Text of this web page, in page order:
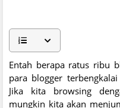
Entah berapa ratus ribu
para blogger
Jika kita browsing
mungkin kita akan